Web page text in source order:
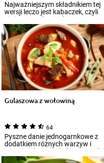
Najważniejszym składnikiem tej
wersji leczo jest kabaczek, czyli
nic innego jak popularna
cukinia...
Gulaszowa z wołowiną
64
Pyszne danie jednogarnkowe z
dodatkiem różnych warzyw i
mięsa wołowego, które sprawdzi
się jako o...